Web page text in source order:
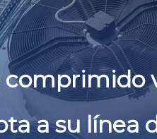
a su línea